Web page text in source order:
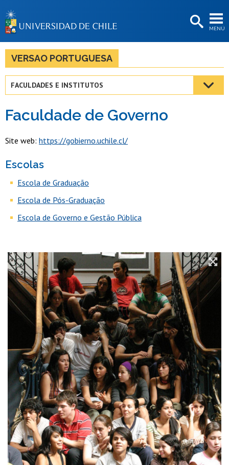
MENÚ
BIBLIOTECAS
LA UNIVERSIDAD
Estudiantes
Académicas/os
Funcionarias/os
VERSAO PORTUGUESA
FACULDADES E INSTITUTOS
Faculdade de Governo
Site web: https://gobierno.uchile.cl/
Escolas
Escola de Graduação
Escola de Pós-Graduação
Escola de Governo e Gestão Pública